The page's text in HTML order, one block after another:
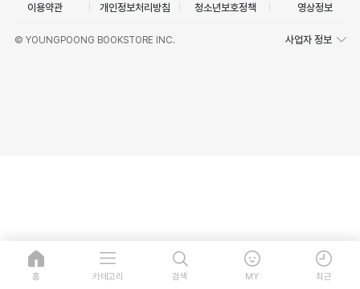
이용약관 개인정보처리방침 청소년보호정책 영상정보
© YOUNGPOONG BOOKSTORE INC. 사업자 정보
홈 카테고리 검색 MY 최근